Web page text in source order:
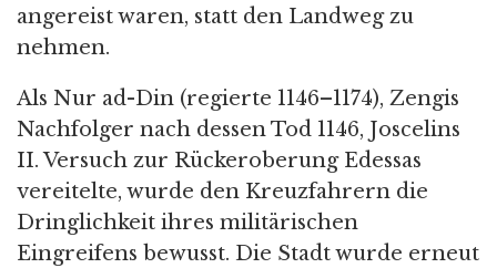
angereist waren, statt den Landweg zu
nehmen.
Als Nur ad-Din (regierte 1146–1174), Zengis
Nachfolger nach dessen Tod 1146, Joscelins
II. Versuch zur Rückeroberung Edessas
vereitelte, wurde den Kreuzfahrern die
Dringlichkeit ihres militärischen
Eingreifens bewusst. Die Stadt wurde erneut